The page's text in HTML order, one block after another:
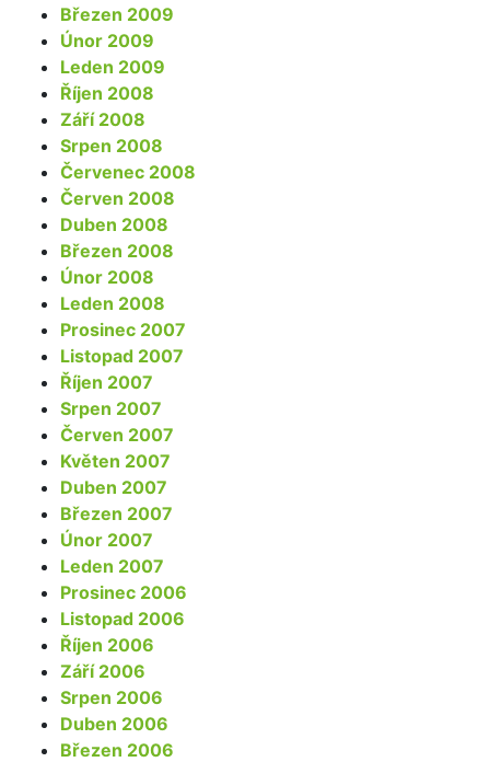
Březen 2009
Únor 2009
Leden 2009
Říjen 2008
Září 2008
Srpen 2008
Červenec 2008
Červen 2008
Duben 2008
Březen 2008
Únor 2008
Leden 2008
Prosinec 2007
Listopad 2007
Říjen 2007
Srpen 2007
Červen 2007
Květen 2007
Duben 2007
Březen 2007
Únor 2007
Leden 2007
Prosinec 2006
Listopad 2006
Říjen 2006
Září 2006
Srpen 2006
Duben 2006
Březen 2006